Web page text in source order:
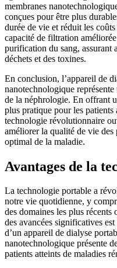
membranes
conçues pour être plus
durée de vie et réduit les
capacité de filtration
purification du sang, assurant
déchets et des toxines.
En conclusion, l’appareil de
nanotechnologique
de la néphrologie. En offrant
plus pratique pour les patients
technologie révolutionnaire
améliorer la qualité de vie
optimal de la maladie.
Avantages de la
La technologie portable a
notre vie quotidienne, y
des domaines les plus
des avancées significatives
d’un appareil de dialyse
nanotechnologique présente
patients atteints de maladies